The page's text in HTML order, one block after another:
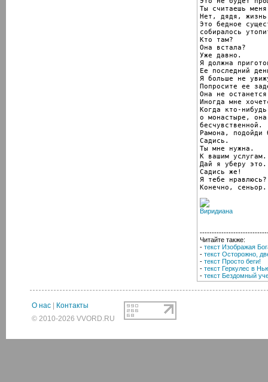
Ты считаешь
Нет, дядя,
Это бедное
собиралось
Кто там?
Она встала?
Уже давно.
Я должна
Ее последний
Я больше не
Попросите ее
Она не
Иногда мне
Когда кто-
о монастыре,
бесчувственной.
Рамона, подойди
Садись.
Ты мне нужна.
К вашим
Дай я уберу
Садись же!
Я тебе нравлюсь?
Конечно, сеньор.
Читайте также:
- текст Изображая
- текст Осторожно,
- текст Просто беги!
- текст Геркулес в
- текст Бездомный
О нас
Контакты
© 2010-2026 VVORD.RU